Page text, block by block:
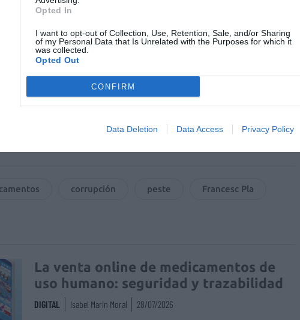
Opted In
I want to opt-out of Collection, Use, Retention, Sale, and/or Sharing
of my Personal Data that Is Unrelated with the Purposes for which it
was collected.
Opted Out
CONFIRM
Data Deletion Data Access Privacy Policy
las últimas noticias de actualidad.
corrupción peste Francesc Pla
La venta online de medicamentos de
uso humano: seguridad y trazabilidad
DIGITAL Isabel Marín Moral 28/07/2026